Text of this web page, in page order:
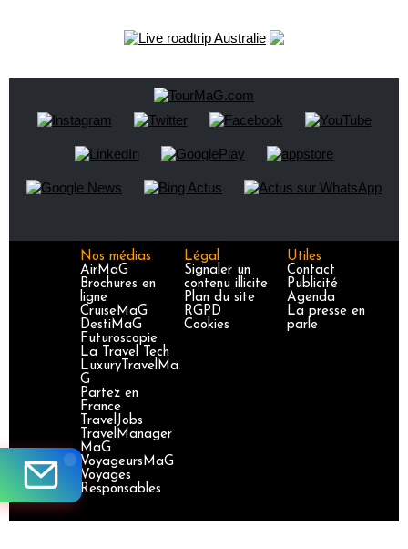
Nos médias
AirMaG
Brochures en
ligne
CruiseMaG
DestiMaG
Futuroscopie
La Travel Tech
LuxuryTravelMa
G
Partez en
France
TravelJobs
TravelManager
MaG
VoyageursMaG
Voyages
Responsables
Légal
Signaler un
contenu illicite
Plan du site
RGPD
Cookies
Utiles
Contact
Publicité
Agenda
La presse en
parle